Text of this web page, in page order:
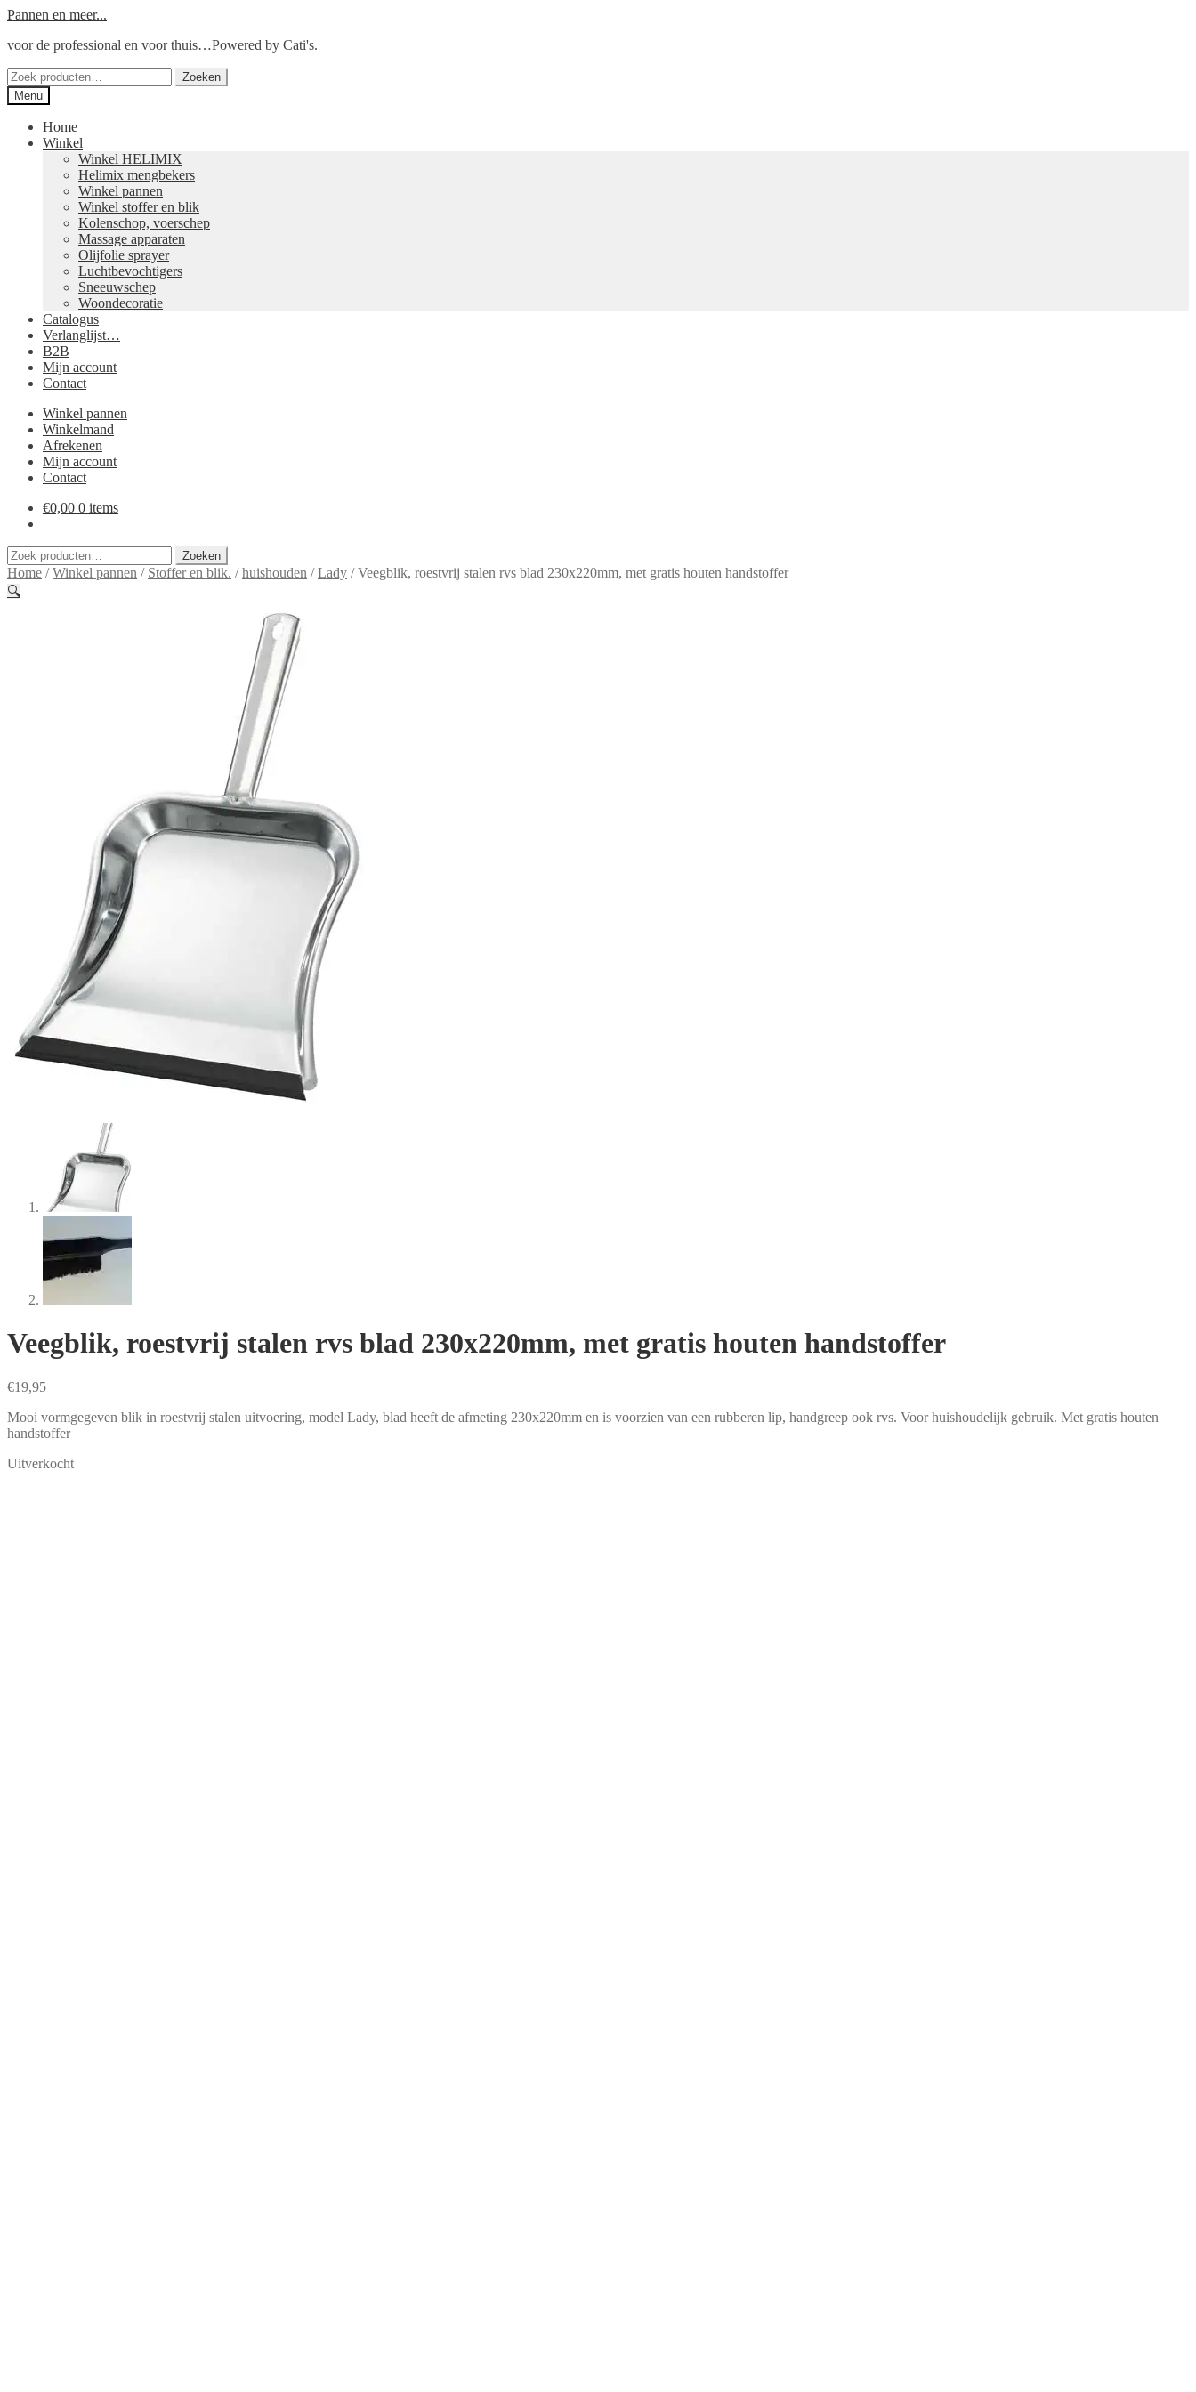
Ga
naar
Ga
de
Pannen en meer...
voor de professional en voor thuis…Powered by Cati's.
Zoeken
naar:
Zoeken
Menu
Home
Winkel
Winkel HELIMIX
Helimix mengbekers
Winkel pannen
Winkel stoffer en blik
Kolenschop, voerschep
Massage apparaten
Olijfolie sprayer
Luchtbevochtigers
Sneeuwschep
Woondecoratie
Catalogus
Verlanglijst…
B2B
Mijn account
Contact
Winkel pannen
Winkelmand
Afrekenen
Mijn account
Contact
€0,00 0 items
Zoeken
naar:
Zoeken
Home /Winkel pannen / Stoffer en blik. /huishouden /Lady /Veegblik, roestvrij stalen rvs blad 230x220mm, met gratis houten handstoffer
🔍
Veegblik, roestvrij stalen rvs blad 230x220mm, met gratis houten handstoffer
€19,95
Mooi vormgegeven blik in roestvrij stalen uitvoering, model Lady, blad heeft de afmeting 230x220mm en is voorzien van een rubberen lip, handgreep ook rvs. Voor huishoudelijk gebruik. Met gratis houten
handstoffer
Uitverkocht